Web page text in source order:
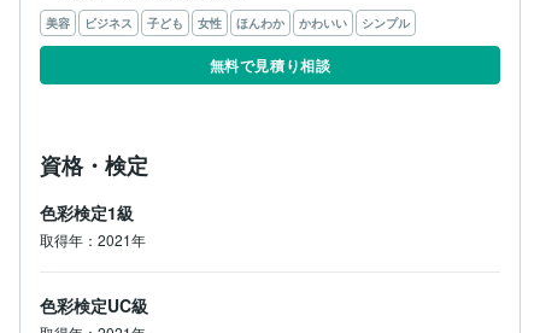
美容 ビジネス 子ども 女性 ほんわか かわいい シンプル
無料で見積り相談
資格・検定
色彩検定1級
取得年：2021年
色彩検定UC級